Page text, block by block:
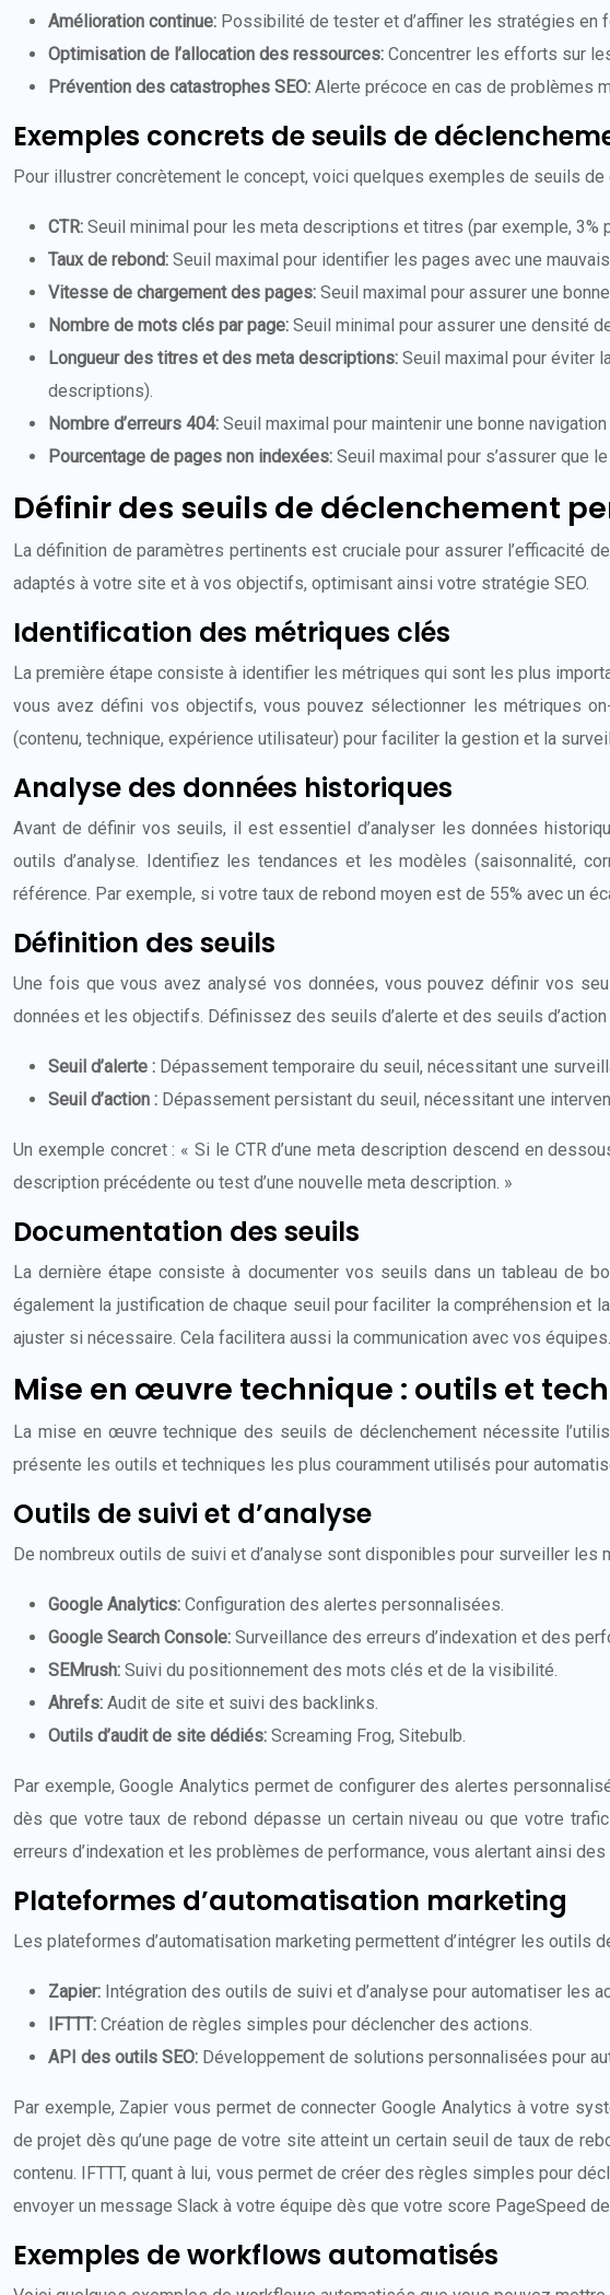
Amélioration continue: Possibilité de tester et d’affiner les stratégies en
Optimisation de l’allocation des ressources: Concentrer les efforts sur
Prévention des catastrophes SEO: Alerte précoce en cas de problèmes
Exemples concrets de seuils de
Pour illustrer concrètement le concept, voici quelques exemples de seuils
CTR: Seuil minimal pour les meta descriptions et titres (par exemple, 3%
Taux de rebond: Seuil maximal pour identifier les pages avec une
Vitesse de chargement des pages: Seuil maximal pour assurer une
Nombre de mots clés par page: Seuil minimal pour assurer une densité
Longueur des titres et des meta descriptions: Seuil maximal pour éviter
descriptions).
Nombre d’erreurs 404: Seuil maximal pour maintenir une bonne
Pourcentage de pages non indexées: Seuil maximal pour s’assurer que
Définir des seuils de déclenchement
La définition de paramètres pertinents est cruciale pour assurer l’efficacité
adaptés à votre site et à vos objectifs, optimisant ainsi votre stratégie SEO.
Identification des métriques clés
La première étape consiste à identifier les métriques qui sont les plus
vous avez défini vos objectifs, vous pouvez sélectionner les métriques
(contenu, technique, expérience utilisateur) pour faciliter la gestion et la
Analyse des données historiques
Avant de définir vos seuils, il est essentiel d’analyser les données
outils d’analyse. Identifiez les tendances et les modèles (saisonnalité,
référence. Par exemple, si votre taux de rebond moyen est de 55% avec un
Définition des seuils
Une fois que vous avez analysé vos données, vous pouvez définir vos
données et les objectifs. Définissez des seuils d’alerte et des seuils
Seuil d’alerte : Dépassement temporaire du seuil, nécessitant une
Seuil d’action : Dépassement persistant du seuil, nécessitant une
Un exemple concret : « Si le CTR d’une meta description descend en
description précédente ou test d’une nouvelle meta description. »
Documentation des seuils
La dernière étape consiste à documenter vos seuils dans un tableau de
également la justification de chaque seuil pour faciliter la compréhension et
ajuster si nécessaire. Cela facilitera aussi la communication avec vos équipes.
Mise en œuvre technique : outils et
La mise en œuvre technique des seuils de déclenchement nécessite
présente les outils et techniques les plus couramment utilisés pour
Outils de suivi et d’analyse
De nombreux outils de suivi et d’analyse sont disponibles pour surveiller
Google Analytics: Configuration des alertes personnalisées.
Google Search Console: Surveillance des erreurs d’indexation et des
SEMrush: Suivi du positionnement des mots clés et de la visibilité.
Ahrefs: Audit de site et suivi des backlinks.
Outils d’audit de site dédiés: Screaming Frog, Sitebulb.
Par exemple, Google Analytics permet de configurer des alertes
dès que votre taux de rebond dépasse un certain niveau ou que votre
erreurs d’indexation et les problèmes de performance, vous alertant ainsi
Plateformes d’automatisation marketing
Les plateformes d’automatisation marketing permettent d’intégrer les outils
Zapier: Intégration des outils de suivi et d’analyse pour automatiser les
IFTTT: Création de règles simples pour déclencher des actions.
API des outils SEO: Développement de solutions personnalisées pour
Par exemple, Zapier vous permet de connecter Google Analytics à votre
de projet dès qu’une page de votre site atteint un certain seuil de taux de
contenu. IFTTT, quant à lui, vous permet de créer des règles simples pour
envoyer un message Slack à votre équipe dès que votre score PageSpeed
Exemples de workflows automatisés